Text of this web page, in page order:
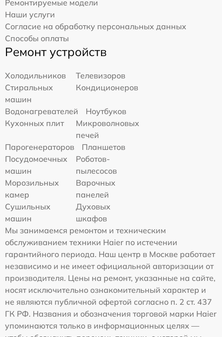
Ремонтируемые модели
Наши услуги
Согласие на обработку персональных данных
Способы оплаты
Ремонт устройств
Холодильников
Телевизоров
Стиральных
машин
Кондиционеров
Водонагревателей
Ноутбуков
Кухонных плит
Микроволновых
печей
Парогенераторов
Планшетов
Посудомоечных
машин
Роботов-
пылесосов
Морозильных
камер
Варочных
панелей
Сушильных
машин
Духовых
шкафов
Мы занимаемся ремонтом и техническим
обслуживанием техники Haier по истечении
гарантийного периода. Наш центр в Москве работает
независимо и не имеет официальной авторизации от
производителя. Цены на ремонт, указанные на сайте,
носят исключительно ознакомительный характер и
не являются публичной офертой согласно п. 2 ст. 437
ГК РФ. Названия и обозначения торговой марки Haier
упоминаются только в информационных целях —